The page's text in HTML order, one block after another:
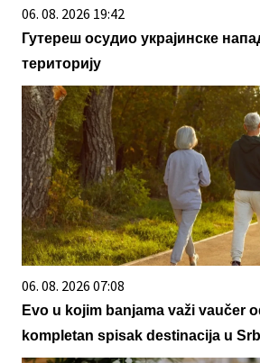
06. 08. 2026 19:42
Гутереш осудио украјинске
територију
06. 08. 2026 07:08
Evo u kojim banjama važi vaučer
kompletan spisak destinacija u